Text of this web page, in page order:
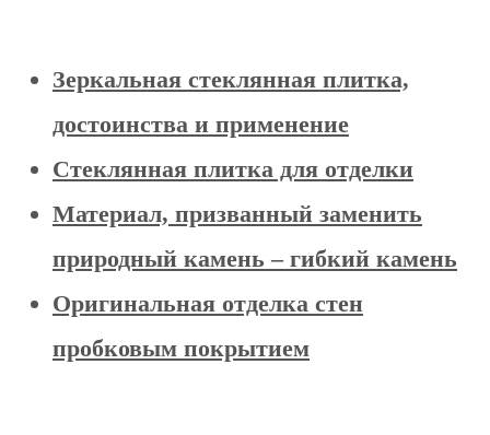
Зеркальная стеклянная плитка,
достоинства и применение
Стеклянная плитка для отделки
Материал, призванный заменить
природный камень – гибкий камень
Оригинальная отделка стен
пробковым покрытием